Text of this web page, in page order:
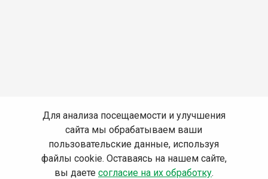
Для анализа посещаемости и улучшения
сайта мы обрабатываем ваши
пользовательские данные, используя
файлы cookie. Оставаясь на нашем сайте,
вы даете согласие на их обработку.